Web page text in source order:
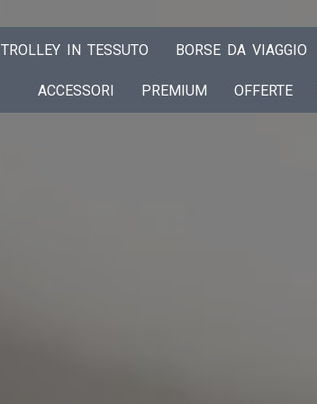
TROLLEY IN TESSUTO BORSE DA VIAGGIO
ACCESSORI PREMIUM OFFERTE